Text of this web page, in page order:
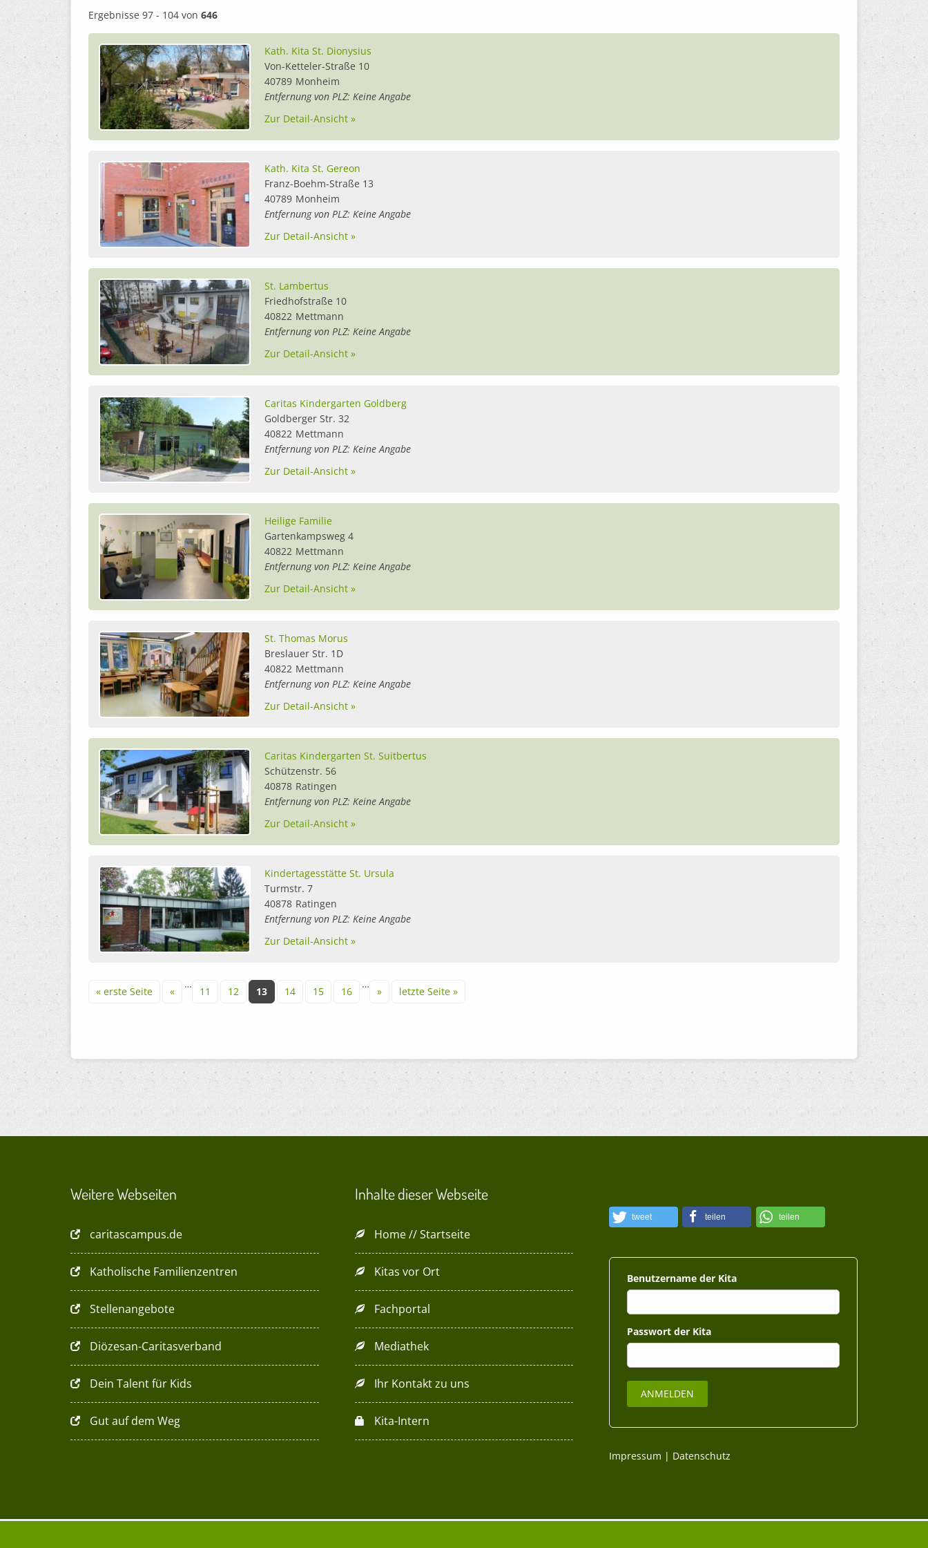
Ergebnisse 97 - 104 von 646
Kath. Kita St. Dionysius
Von-Ketteler-Straße 10
40789 Monheim
Entfernung von PLZ: Keine Angabe
Zur Detail-Ansicht »
Kath. Kita St. Gereon
Franz-Boehm-Straße 13
40789 Monheim
Entfernung von PLZ: Keine Angabe
Zur Detail-Ansicht »
St. Lambertus
Friedhofstraße 10
40822 Mettmann
Entfernung von PLZ: Keine Angabe
Zur Detail-Ansicht »
Caritas Kindergarten Goldberg
Goldberger Str. 32
40822 Mettmann
Entfernung von PLZ: Keine Angabe
Zur Detail-Ansicht »
Heilige Familie
Gartenkampsweg 4
40822 Mettmann
Entfernung von PLZ: Keine Angabe
Zur Detail-Ansicht »
St. Thomas Morus
Breslauer Str. 1D
40822 Mettmann
Entfernung von PLZ: Keine Angabe
Zur Detail-Ansicht »
Caritas Kindergarten St. Suitbertus
Schützenstr. 56
40878 Ratingen
Entfernung von PLZ: Keine Angabe
Zur Detail-Ansicht »
Kindertagesstätte St. Ursula
Turmstr. 7
40878 Ratingen
Entfernung von PLZ: Keine Angabe
Zur Detail-Ansicht »
« erste Seite «
…
11 12 13 14 15 16
…
» letzte Seite »
Weitere Webseiten
caritascampus.de
Katholische Familienzentren
Stellenangebote
Diözesan-Caritasverband
Dein Talent für Kids
Gut auf dem Weg
Inhalte dieser Webseite
Home // Startseite
Kitas vor Ort
Fachportal
Mediathek
Ihr Kontakt zu uns
Kita-Intern
tweet teilen teilen
Benutzername
Passwort
Impressum | Datenschutz